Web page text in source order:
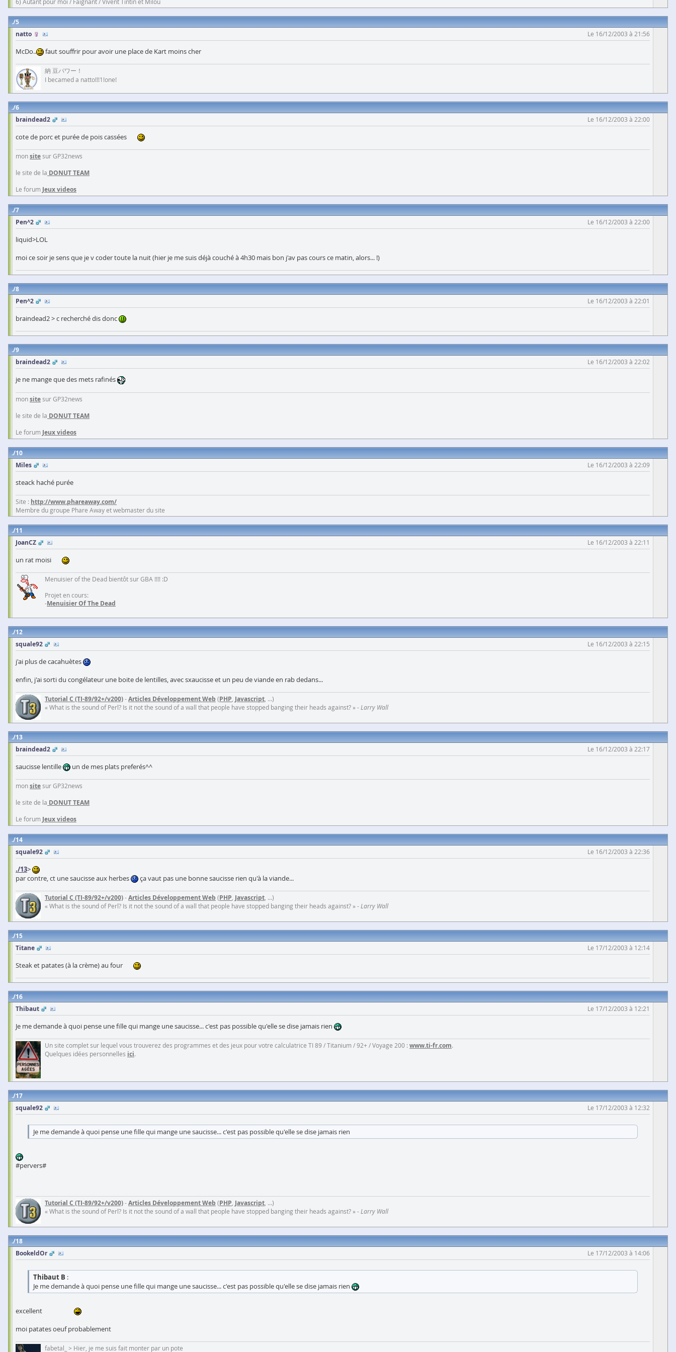
5
natto
Le 16/12/2003 à 21:56
McDo.. faut souffrir pour avoir une place de Kart moins cher
納 豆パワー！
I becamed a natto!!!1!one!
6
braindead2
Le 16/12/2003 à 22:00
cote de porc et purée de pois cassées
monsitesur GP32news
le site de la DONUT TEAM
Le forum Jeux videos
7
Pen^2
Le 16/12/2003 à 22:00
liquid>LOL
moi ce soir je sens que je v coder toute la nuit (hier je me suis déjà couché à 4h30 mais bon j'av pas cours ce matin, alors... !)
8
Pen^2
Le 16/12/2003 à 22:01
braindead2 > c recherché dis donc
9
braindead2
Le 16/12/2003 à 22:02
je ne mange que des mets rafinés
monsitesur GP32news
le site de la DONUT TEAM
Le forum Jeux videos
10
Miles
Le 16/12/2003 à 22:09
steack haché purée
Site : http://www.phareaway.com/
Membre du groupe Phare Away et webmaster du site
11
JoanCZ
Le 16/12/2003 à 22:11
un rat moisi
Menuisier of the Dead bientôt sur GBA !!!! :D
Projet en cours:
-Menuisier Of The Dead
12
squale92
Le 16/12/2003 à 22:15
j'ai plus de cacahuètes
enfin, j'ai sorti du congélateur une boite de lentilles, avec sxaucisse et un peu de viande en rab dedans...
Tutorial C (TI-89/92+/v200)-Articles Développement Web (PHP Javascript , ...)
« What is the sound of Perl? Is it not the sound of a wall that people have stopped banging their heads against? » -Larry Wall
13
braindead2
Le 16/12/2003 à 22:17
saucisse lentille un de mes plats preferés^^
monsitesur GP32news
le site de la DONUT TEAM
Le forum Jeux videos
14
squale92
Le 16/12/2003 à 22:36
./13>
par contre, ct une saucisse aux herbes
ça vaut pas une bonne saucisse rien qu'à la viande...
Tutorial C (TI-89/92+/v200)-Articles Développement Web (PHP Javascript , ...)
« What is the sound of Perl? Is it not the sound of a wall that people have stopped banging their heads against? » -Larry Wall
15
Titane
Le 17/12/2003 à 12:14
Steak et patates (à la crème) au four
16
Thibaut
Le 17/12/2003 à 12:21
Je me demande à quoi pense une fille qui mange une saucisse... c'est pas possible qu'elle se dise jamais rien
Un site complet sur lequel vous trouverez des programmes et des jeux pour votre calculatrice TI 89 / Titanium / 92+ / Voyage 200 : www.ti-fr.com.
Quelques idées personnelles ici.
17
squale92
Le 17/12/2003 à 12:32
Je me demande à quoi pense une fille qui mange une saucisse... c'est pas possible qu'elle se dise jamais rien
#pervers#
Tutorial C (TI-89/92+/v200)-Articles Développement Web (PHP Javascript , ...)
« What is the sound of Perl? Is it not the sound of a wall that people have stopped banging their heads against? » -Larry Wall
18
BookeldOr
Le 17/12/2003 à 14:06
Thibaut B :
Je me demande à quoi pense une fille qui mange une saucisse... c'est pas possible qu'elle se dise jamais rien
excellent
moi patates oeuf probablement
fabetal_ > Hier, je me suis fait monter par un pote